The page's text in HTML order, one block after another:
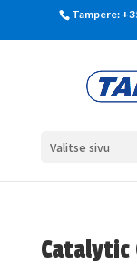
Tampere:
Valitse sivu
Catalytic